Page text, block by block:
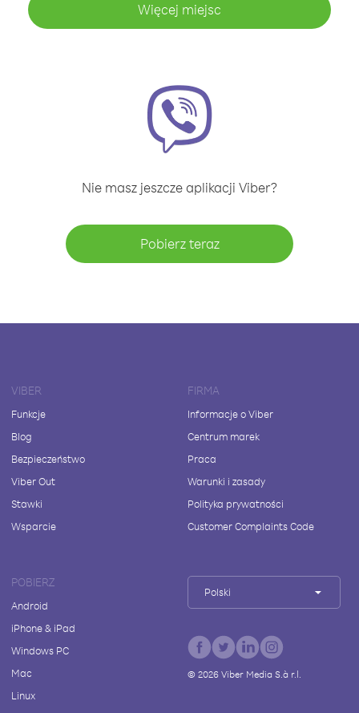
Więcej miejsc
Nie masz jeszcze aplikacji Viber?
Pobierz teraz
VIBER
Funkcje
Blog
Bezpieczeństwo
Viber Out
Stawki
Wsparcie
FIRMA
Informacje o Viber
Centrum marek
Praca
Warunki i zasady
Polityka prywatności
Customer Complaints Code
POBIERZ
Android
iPhone & iPad
Windows PC
Mac
Linux
Polski
© 2026Viber Media S.à r.l.